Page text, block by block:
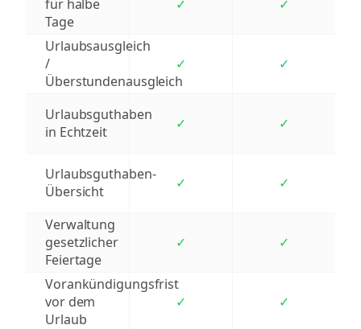
für halbe
Tage
✓ ✓
Urlaubsausgleich
/
Überstundenausgleich
✓ ✓
Urlaubsguthaben
in Echtzeit
✓ ✓
Urlaubsguthaben-
Übersicht
✓ ✓
Verwaltung
gesetzlicher
Feiertage
✓ ✓
Vorankündigungsfrist
vor dem
Urlaub
✓ ✓